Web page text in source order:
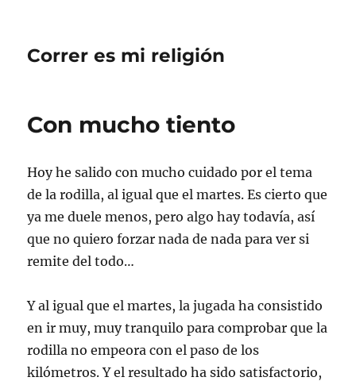
Correr es mi religión
Con mucho tiento
Hoy he salido con mucho cuidado por el tema
de la rodilla, al igual que el martes. Es cierto que
ya me duele menos, pero algo hay todavía, así
que no quiero forzar nada de nada para ver si
remite del todo…
Y al igual que el martes, la jugada ha consistido
en ir muy, muy tranquilo para comprobar que la
rodilla no empeora con el paso de los
kilómetros. Y el resultado ha sido satisfactorio,